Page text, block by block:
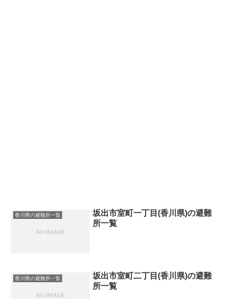
香川県の避難所一覧
坂出市室町一丁目(香川県)の避難
所一覧
香川県の避難所一覧
坂出市室町二丁目(香川県)の避難
所一覧